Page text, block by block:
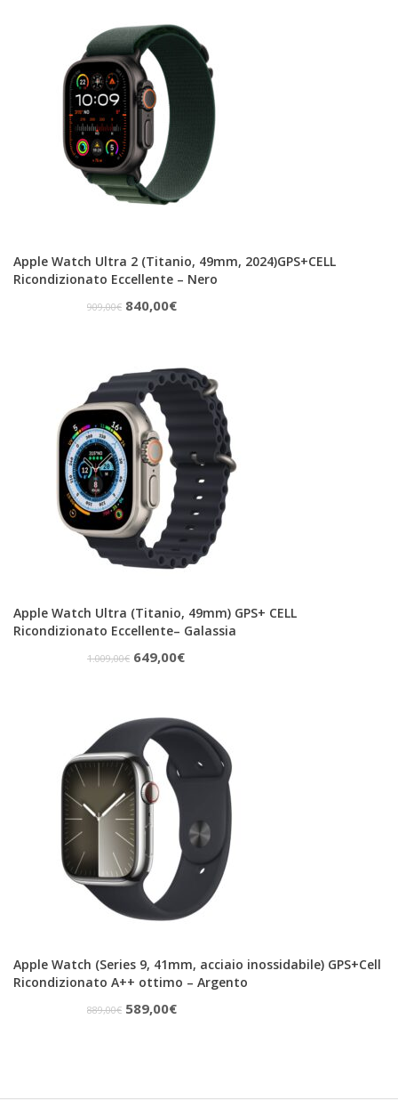
era:
299,00€.
è:
260,00€.
Apple Watch Ultra 2 (Titanio, 49mm, 2024)GPS+CELL
Ricondizionato Eccellente – Nero
909,00€ Il
era:
909,00€.
840,00€Il
è:
840,00€.
Apple Watch Ultra (Titanio, 49mm) GPS+ CELL
Ricondizionato Eccellente– Galassia
1.009,00€ Il
era:
1.009,00€.
649,00€Il
è:
649,00€.
Apple Watch (Series 9, 41mm, acciaio inossidabile) GPS+Cell
Ricondizionato A++ ottimo – Argento
889,00€ Il
589,00€Il